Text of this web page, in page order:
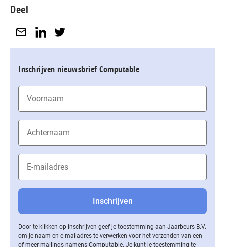
Deel
Inschrijven nieuwsbrief Computable
Door te klikken op inschrijven geef je toestemming aan Jaarbeurs B.V.
om je naam en e-mailadres te verwerken voor het verzenden van een
of meer mailings namens Computable. Je kunt je toestemming te